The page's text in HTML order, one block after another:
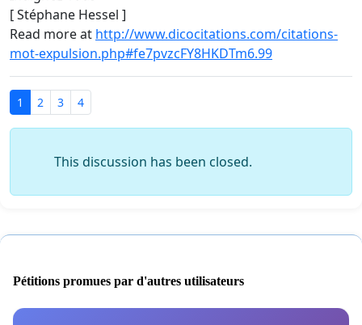
[ Stéphane Hessel ]
Read more at http://www.dicocitations.com/citations-
mot-expulsion.php#fe7pvzcFY8HKDTm6.99
1 2 3 4
This discussion has been closed.
Pétitions promues par d'autres utilisateurs